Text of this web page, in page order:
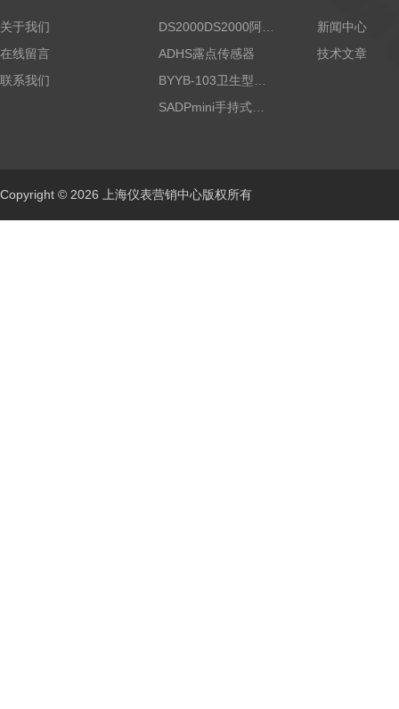
关于我们
在线留言
联系我们
ADHS露点传感器
新闻中心
技术文章
Copyright © 2026 上海仪表营销中心版权所有